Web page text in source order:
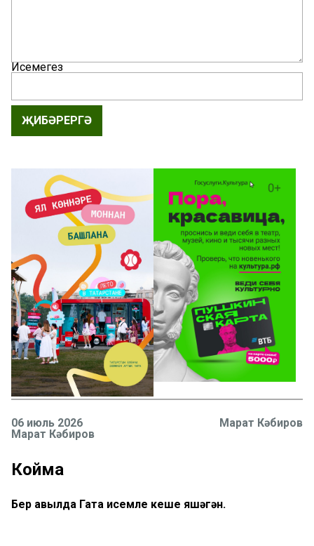
Исемегез
ҖИБӘРЕРГӘ
06 июль 2026
Марат Кәбиров
Марат Кәбиров
Койма
Бер авылда Гата исемле кеше яшәгән.